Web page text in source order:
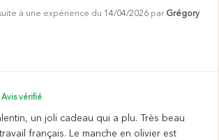
à une expérience du 14/04/2026 par Grégory
Avis vérifié
un joli cadeau qui a plu. Très beau
français. Le manche en olivier est